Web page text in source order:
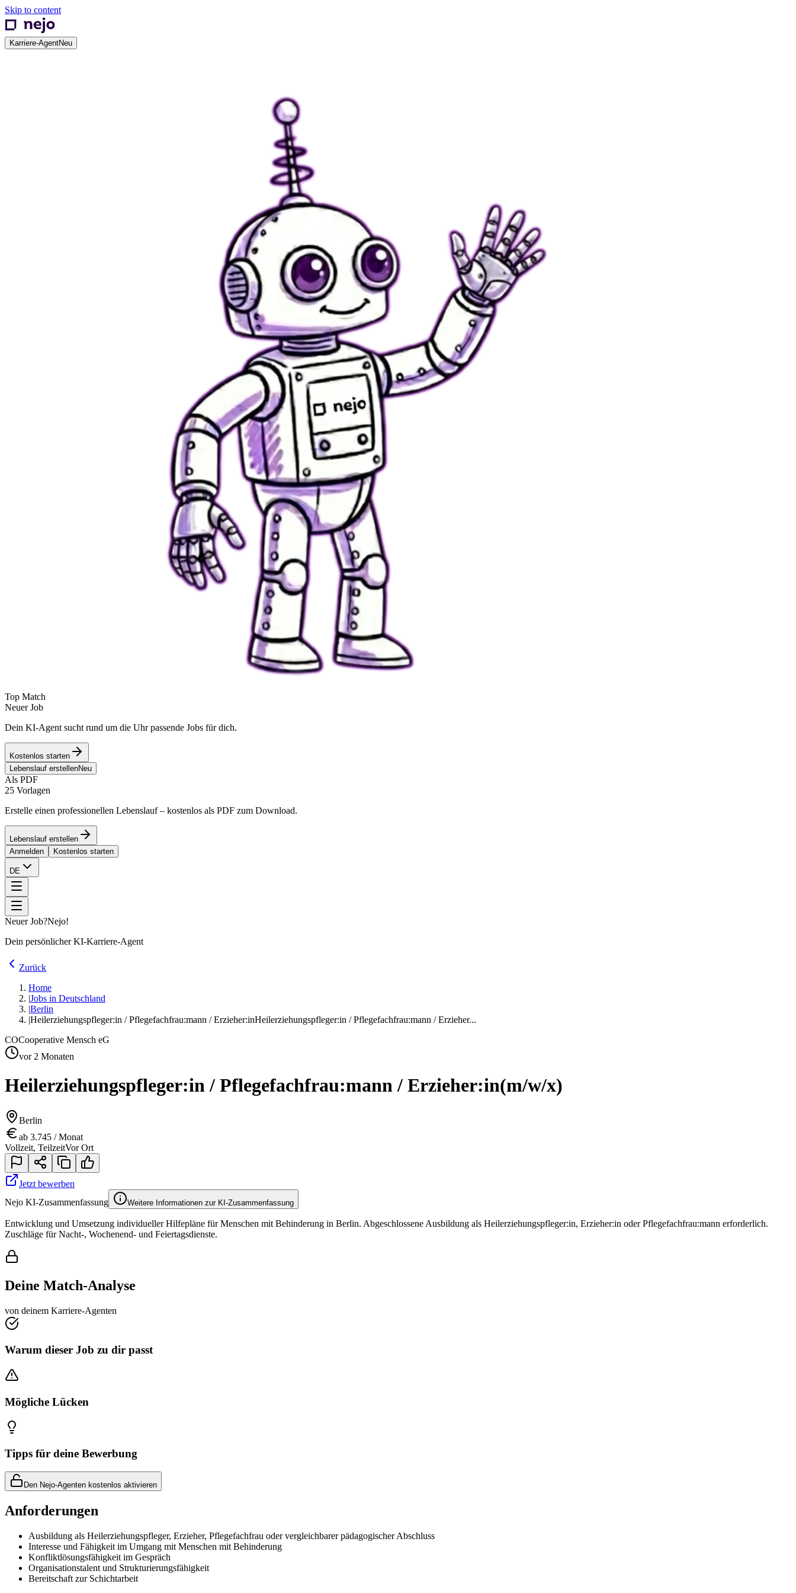
Skip to content
Karriere-AgentNeu
Top Match
Neuer Job
Dein KI-Agent sucht rund um die Uhr passende Jobs für dich.
Kostenlos starten
Lebenslauf erstellenNeu
Als PDF
25 Vorlagen
Erstelle einen professionellen Lebenslauf – kostenlos als PDF zum Download.
Lebenslauf erstellen
Anmelden
Kostenlos starten
DE
Neuer Job?Nejo!
Dein persönlicher KI-Karriere-Agent
Zurück
Home
|Jobs in Deutschland
|Berlin
|Heilerziehungspfleger:in / Pflegefachfrau:mann / Erzieher:inHeilerziehungspfleger:in / Pflegefachfrau:mann / Erzieher...
COCooperative Mensch eG
vor 2 Monaten
Heilerziehungspfleger:in / Pflegefachfrau:mann / Erzieher:in(m/w/x)
Berlin
ab 3.745 / Monat
Vollzeit, TeilzeitVor Ort
Jetzt bewerben
Nejo KI-Zusammenfassung
Weitere Informationen zur KI-Zusammenfassung
Entwicklung und Umsetzung individueller Hilfepläne für Menschen mit Behinderung in Berlin. Abgeschlossene Ausbildung als Heilerziehungspfleger:in, Erzieher:in oder Pflegefachfrau:mann erforderlich.
Zuschläge für Nacht-, Wochenend- und Feiertagsdienste.
Deine Match-Analyse
von deinem Karriere-Agenten
Warum dieser Job zu dir passt
Mögliche Lücken
Tipps für deine Bewerbung
Den Nejo-Agenten kostenlos aktivieren
Anforderungen
Ausbildung als Heilerziehungspfleger, Erzieher, Pflegefachfrau oder vergleichbarer pädagogischer Abschluss
Interesse und Fähigkeit im Umgang mit Menschen mit Behinderung
Konfliktlösungsfähigkeit im Gespräch
Organisationstalent und Strukturierungsfähigkeit
Bereitschaft zur Schichtarbeit